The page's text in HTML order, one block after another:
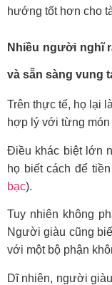
hướng tốt hơn cho
Nhiều người nghĩ
và sẵn sàng vung
Trên thực tế, họ lại
hợp lý với từng
Điều khác biệt lớn
họ biết cách để
bạc).
Tuy nhiên không
Người giàu cũng
với một bộ phận
Dĩ nhiên, người